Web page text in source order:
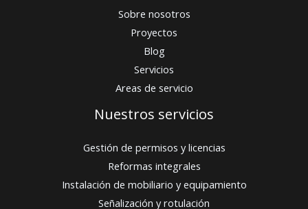
Sobre nosotros
Proyectos
Blog
Servicios
Areas de servicio
Nuestros servicios
Gestión de permisos y licencias
Reformas integrales
Instalación de mobiliario y equipamiento
Señalización y rotulación